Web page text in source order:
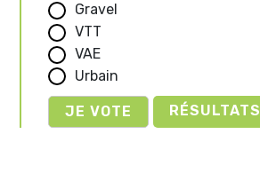
Gravel
VTT
VAE
Urbain
RÉSULTATS